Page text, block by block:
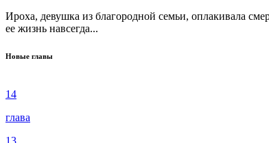
Ироха, девушка из благородной семьи, оплакивала
ее жизнь навсегда...
Новые главы
14
глава
13